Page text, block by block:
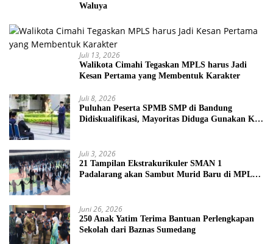
Waluya
Juli 13, 2026
Walikota Cimahi Tegaskan MPLS harus Jadi
Kesan Pertama yang Membentuk Karakter
Juli 8, 2026
Puluhan Peserta SPMB SMP di Bandung
Didiskualifikasi, Mayoritas Diduga Gunakan KK
Juli 3, 2026
21 Tampilan Ekstrakurikuler SMAN 1
Padalarang akan Sambut Murid Baru di MPLS
Juni 26, 2026
250 Anak Yatim Terima Bantuan Perlengkapan
Sekolah dari Baznas Sumedang